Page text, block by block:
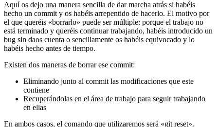
Aquí os dejo una manera sencilla de dar marcha atrás si habéis
hecho un commit y os habéis arrepentido de hacerlo. El motivo por
el que queréis «borrarlo» puede ser múltiple: porque el trabajo no
está terminado y queréis continuar trabajando, habéis introducido un
bug sin daos cuenta o sencillamente os habéis equivocado y lo
habéis hecho antes de tiempo.
Existen dos maneras de borrar ese commit:
Eliminando junto al commit las modificaciones que este
contiene
Recuperándolas en el área de trabajo para seguir trabajando
en ellas
En ambos casos, el comando que utilizaremos será «git reset».